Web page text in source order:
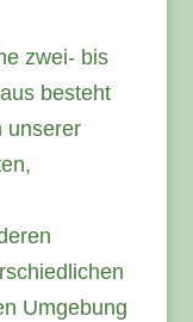
zwei- bis
besteht
unserer
Umgebung